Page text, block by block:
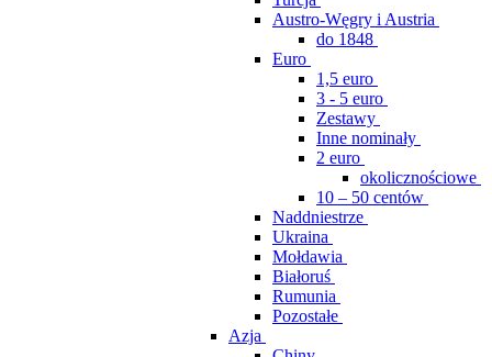
Austro-Węgry i Austria
do 1848
Euro
1,5 euro
3 - 5 euro
Zestawy
Inne nominały
2 euro
okolicznościowe
10 – 50 centów
Naddniestrze
Ukraina
Mołdawia
Białoruś
Rumunia
Pozostałe
Azja